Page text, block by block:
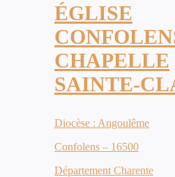
ÉGLISE
CHAPELLE
SAINTE-
Diocèse : Angoulême
Confolens – 16500
Département Charente